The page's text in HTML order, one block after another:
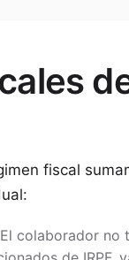
fiscal
colaborador